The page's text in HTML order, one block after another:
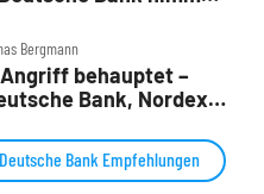
Bergmann
behauptet –
Bank, Nordex,
Bank Empfehlungen